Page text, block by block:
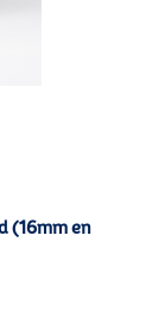
(16mm en